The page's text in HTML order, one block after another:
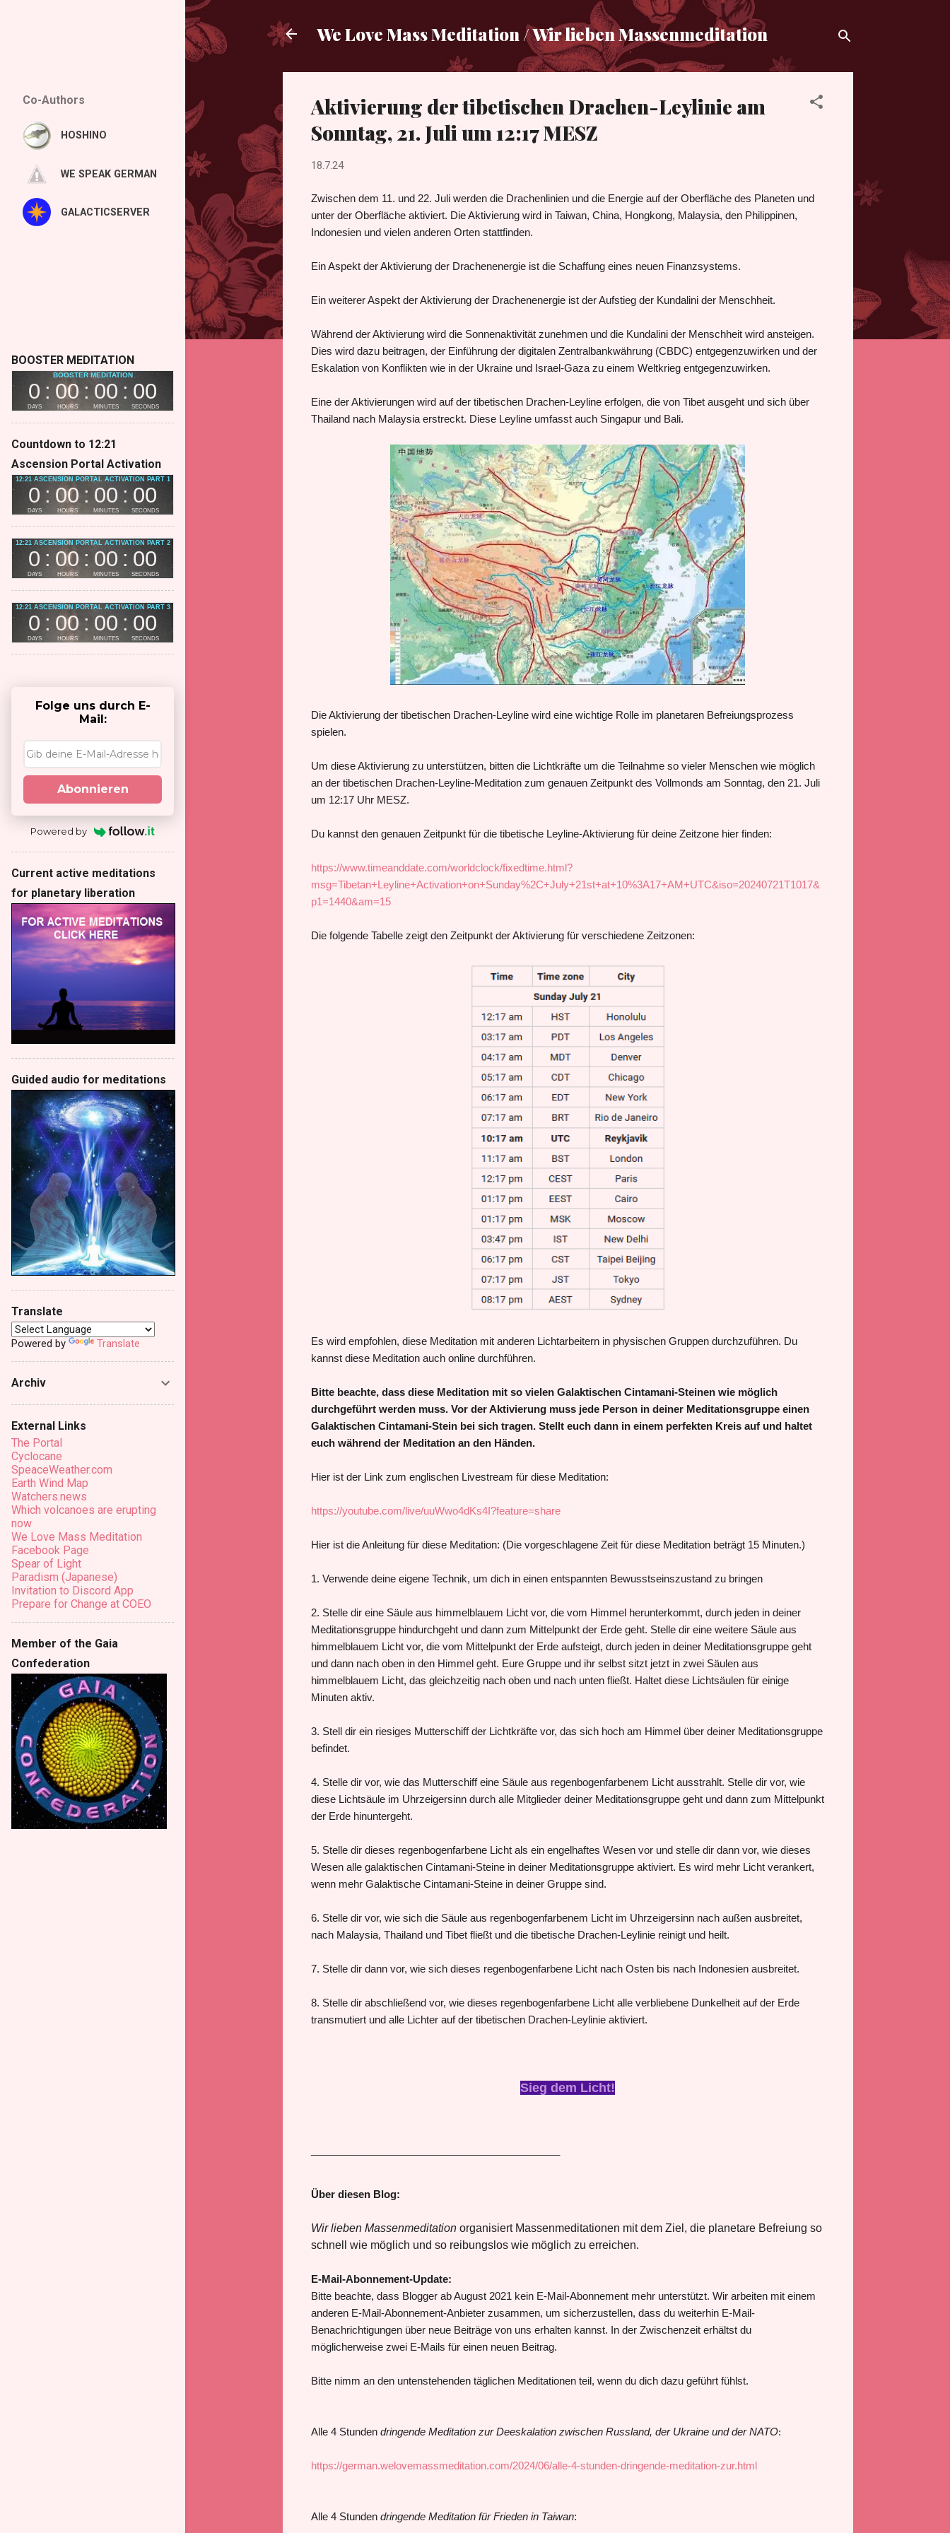
We Love Mass Meditation / Wir lieben Massenmeditation
Aktivierung der tibetischen Drachen-Leylinie am
Sonntag, 21. Juli um 12:17 MESZ
18.7.24
Zwischen dem 11. und 22. Juli werden die Drachenlinien und die Energie auf der Oberfläche des Planeten und
unter der Oberfläche aktiviert. Die Aktivierung wird in Taiwan, China, Hongkong, Malaysia, den Philippinen,
Indonesien und vielen anderen Orten stattfinden.
Ein Aspekt der Aktivierung der Drachenenergie ist die Schaffung eines neuen Finanzsystems.
Ein weiterer Aspekt der Aktivierung der Drachenenergie ist der Aufstieg der Kundalini der Menschheit.
Während der Aktivierung wird die Sonnenaktivität zunehmen und die Kundalini der Menschheit wird ansteigen.
Dies wird dazu beitragen, der Einführung der digitalen Zentralbankwährung (CBDC) entgegenzuwirken und der
Eskalation von Konflikten wie in der Ukraine und Israel-Gaza zu einem Weltkrieg entgegenzuwirken.
Eine der Aktivierungen wird auf der tibetischen Drachen-Leyline erfolgen, die von Tibet ausgeht und sich über
Thailand nach Malaysia erstreckt. Diese Leyline umfasst auch Singapur und Bali.
Die Aktivierung der tibetischen Drachen-Leyline wird eine wichtige Rolle im planetaren Befreiungsprozess
spielen.
Um diese Aktivierung zu unterstützen, bitten die Lichtkräfte um die Teilnahme so vieler Menschen wie möglich
an der tibetischen Drachen-Leyline-Meditation zum genauen Zeitpunkt des Vollmonds am Sonntag, den 21. Juli
um 12:17 Uhr MESZ.
Du kannst den genauen Zeitpunkt für die tibetische Leyline-Aktivierung für deine Zeitzone hier finden:
https://www.timeanddate.com/worldclock/fixedtime.html?
msg=Tibetan+Leyline+Activation+on+Sunday%2C+July+21st+at+10%3A17+AM+UTC&iso=20240721T1017&
p1=1440&am=15
Die folgende Tabelle zeigt den Zeitpunkt der Aktivierung für verschiedene Zeitzonen:
Es wird empfohlen, diese Meditation mit anderen Lichtarbeitern in physischen Gruppen durchzuführen. Du
kannst diese Meditation auch online durchführen.
Bitte beachte, dass diese Meditation mit so vielen Galaktischen Cintamani-Steinen wie möglich
durchgeführt werden muss. Vor der Aktivierung muss jede Person in deiner Meditationsgruppe einen
Galaktischen Cintamani-Stein bei sich tragen. Stellt euch dann in einem perfekten Kreis auf und haltet
euch während der Meditation an den Händen.
Hier ist der Link zum englischen Livestream für diese Meditation:
https://youtube.com/live/uuWwo4dKs4I?feature=share
Hier ist die Anleitung für diese Meditation: (Die vorgeschlagene Zeit für diese Meditation beträgt 15 Minuten.)
1. Verwende deine eigene Technik, um dich in einen entspannten Bewusstseinszustand zu bringen
2. Stelle dir eine Säule aus himmelblauem Licht vor, die vom Himmel herunterkommt, durch jeden in deiner
Meditationsgruppe hindurchgeht und dann zum Mittelpunkt der Erde geht. Stelle dir eine weitere Säule aus
himmelblauem Licht vor, die vom Mittelpunkt der Erde aufsteigt, durch jeden in deiner Meditationsgruppe geht
und dann nach oben in den Himmel geht. Eure Gruppe und ihr selbst sitzt jetzt in zwei Säulen aus
himmelblauem Licht, das gleichzeitig nach oben und nach unten fließt. Haltet diese Lichtsäulen für einige
Minuten aktiv.
3. Stell dir ein riesiges Mutterschiff der Lichtkräfte vor, das sich hoch am Himmel über deiner Meditationsgruppe
befindet.
4. Stelle dir vor, wie das Mutterschiff eine Säule aus regenbogenfarbenem Licht ausstrahlt. Stelle dir vor, wie
diese Lichtsäule im Uhrzeigersinn durch alle Mitglieder deiner Meditationsgruppe geht und dann zum Mittelpunkt
der Erde hinuntergeht.
5. Stelle dir dieses regenbogenfarbene Licht als ein engelhaftes Wesen vor und stelle dir dann vor, wie dieses
Wesen alle galaktischen Cintamani-Steine in deiner Meditationsgruppe aktiviert. Es wird mehr Licht verankert,
wenn mehr Galaktische Cintamani-Steine in deiner Gruppe sind.
6. Stelle dir vor, wie sich die Säule aus regenbogenfarbenem Licht im Uhrzeigersinn nach außen ausbreitet,
nach Malaysia, Thailand und Tibet fließt und die tibetische Drachen-Leylinie reinigt und heilt.
7. Stelle dir dann vor, wie sich dieses regenbogenfarbene Licht nach Osten bis nach Indonesien ausbreitet.
8. Stelle dir abschließend vor, wie dieses regenbogenfarbene Licht alle verbliebene Dunkelheit auf der Erde
transmutiert und alle Lichter auf der tibetischen Drachen-Leylinie aktiviert.
Sieg dem Licht!
Über diesen Blog:
Wir lieben Massenmeditationorganisiert Massenmeditationen mit dem Ziel, die planetare Befreiung so
schnell wie möglich und so reibungslos wie möglich zu erreichen.
E-Mail-Abonnement-Update:
Bitte beachte, dass Blogger ab August 2021 kein E-Mail-Abonnement mehr unterstützt. Wir arbeiten mit einem
anderen E-Mail-Abonnement-Anbieter zusammen, um sicherzustellen, dass du weiterhin E-Mail-
Benachrichtigungen über neue Beiträge von uns erhalten kannst. In der Zwischenzeit erhältst du
möglicherweise zwei E-Mails für einen neuen Beitrag.
Bitte nimm an den untenstehenden täglichen Meditationen teil, wenn du dich dazu geführt fühlst.
Alle 4 Stunden dringende Meditation zur Deeskalation zwischen Russland, der Ukraine und der NATO:
https://german.welovemassmeditation.com/2024/06/alle-4-stunden-dringende-meditation-zur.html
Alle 4 Stunden dringende Meditation für Frieden in Taiwan:
Co-Authors
HOSHINO
WE SPEAK GERMAN
GALACTICSERVER
BOOSTER MEDITATION
Countdown to 12:21
Ascension Portal Activation
Folge uns durch E-
Mail:
Abonnieren
Powered by
Current active meditations
for planetary liberation
Guided audio for meditations
Translate
Powered by Translate
Archiv
External Links
The Portal
Cyclocane
SpeaceWeather.com
Earth Wind Map
Watchers.news
Which volcanoes are erupting
now
We Love Mass Meditation
Facebook Page
Spear of Light
Paradism (Japanese)
Invitation to Discord App
Prepare for Change at COEO
Member of the Gaia
Confederation